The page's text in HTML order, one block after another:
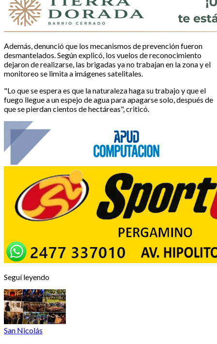
Además, denunció que los mecanismos de prevención fueron
desmantelados. Según explicó, los vuelos de reconocimiento
dejaron de realizarse, las brigadas ya no trabajan en la zona y el
monitoreo se limita a imágenes satelitales.
"Lo que se espera es que la naturaleza haga su trabajo y que el
fuego llegue a un espejo de agua para apagarse solo, después de
que se pierdan cientos de hectáreas", criticó.
Seguí leyendo
San Nicolás